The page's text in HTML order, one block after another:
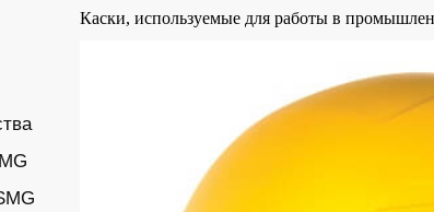
Каски, используемые для работы в